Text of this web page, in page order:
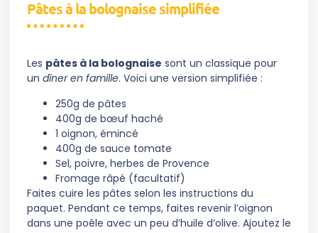
Pâtes à la bolognaise simplifiée
Les pâtes à la bolognaise sont un classique pour
un dîner en famille. Voici une version simplifiée :
250g de pâtes
400g de bœuf haché
1 oignon, émincé
400g de sauce tomate
Sel, poivre, herbes de Provence
Fromage râpé (facultatif)
Faites cuire les pâtes selon les instructions du
paquet. Pendant ce temps, faites revenir l’oignon
dans une poêle avec un peu d’huile d’olive. Ajoutez le